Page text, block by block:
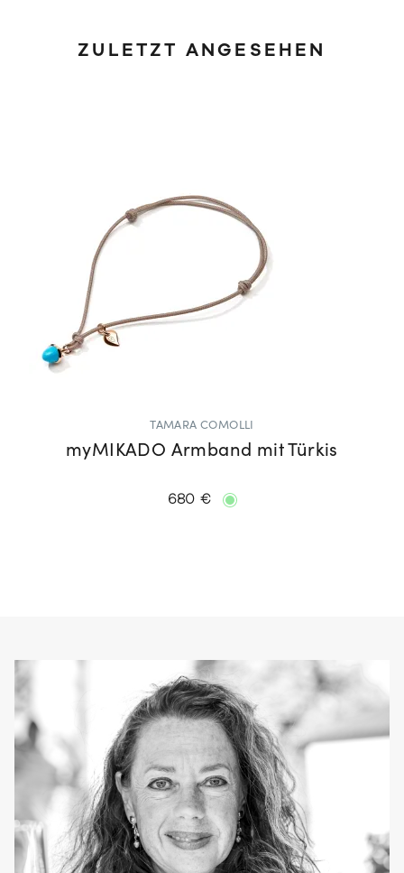
ZULETZT ANGESEHEN
TAMARA COMOLLI
myMIKADO Armband mit Türkis
680 €